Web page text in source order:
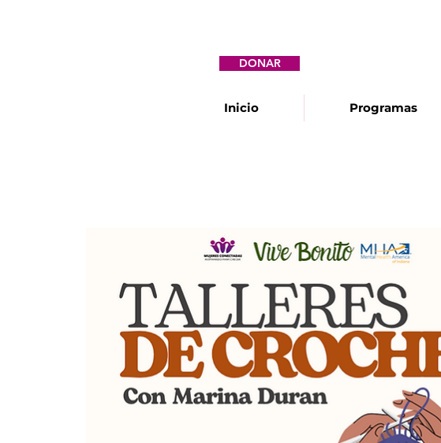
DONAR
Inicio Programas